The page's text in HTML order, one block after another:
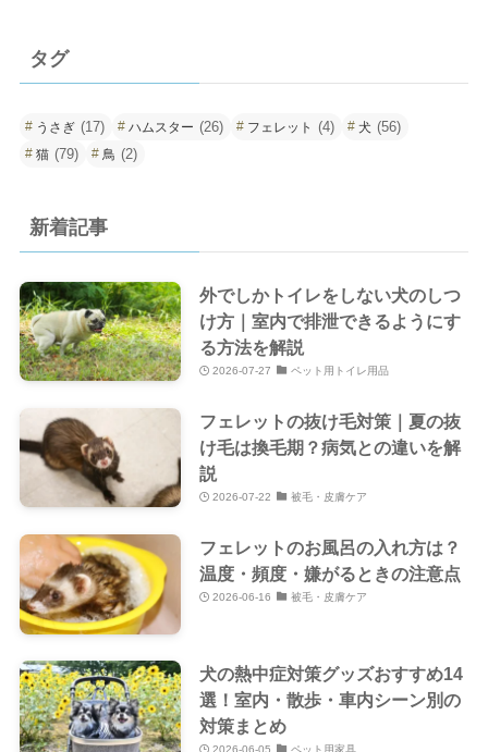
タグ
うさぎ (17) ハムスター (26) フェレット (4) 犬 (56)
猫 (79) 鳥 (2)
新着記事
外でしかトイレをしない犬のしつ
け方｜室内で排泄できるようにす
る方法を解説
2026-07-27 ペット用トイレ用品
フェレットの抜け毛対策｜夏の抜
け毛は換毛期？病気との違いを解
説
2026-07-22 被毛・皮膚ケア
フェレットのお風呂の入れ方は？
温度・頻度・嫌がるときの注意点
2026-06-16 被毛・皮膚ケア
犬の熱中症対策グッズおすすめ14
選！室内・散歩・車内シーン別の
対策まとめ
2026-06-05 ペット用家具